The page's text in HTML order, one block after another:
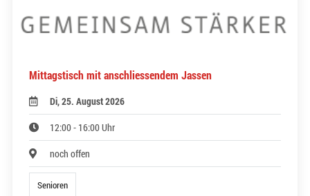
Mittagstisch mit anschliessendem Jassen
Di, 25. August 2026
12:00 - 16:00 Uhr
noch offen
Senioren